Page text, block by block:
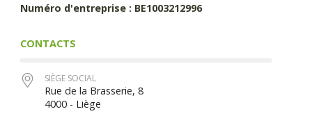
Numéro d'entreprise : BE1003212996
CONTACTS
SIÈGE SOCIAL
Rue de la Brasserie, 8
4000 - Liège